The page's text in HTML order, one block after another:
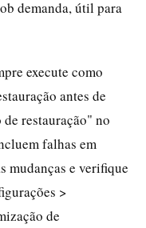
demanda, útil para
execute como
antes de
restauração" no
falhas em
mudanças e verifique
>
de